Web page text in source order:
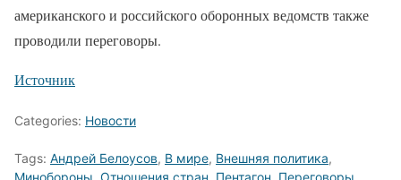
американского и российского оборонных ведомств также
проводили переговоры.
Источник
Categories: Новости
Tags: Андрей Белоусов, В мире, Внешняя политика,
Минобороны Отношения стран Пентагон Переговоры